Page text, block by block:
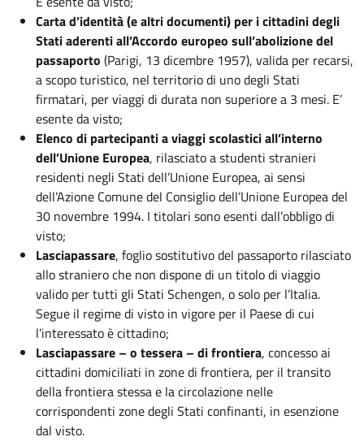
Carta d’identità (e altri documenti) per i cittadini degli
Stati aderenti all’Accordo europeo sull’abolizione del
passaporto (Parigi, 13 dicembre 1957), valida per recarsi,
a scopo turistico, nel territorio di uno degli Stati
firmatari, per viaggi di durata non superiore a 3 mesi. E’
esente da visto;
Elenco di partecipanti a viaggi scolastici all’interno
dell’Unione Europea, rilasciato a studenti stranieri
residenti negli Stati dell’Unione Europea, ai sensi
dell’Azione Comune del Consiglio dell’Unione Europea del
30 novembre 1994. I titolari sono esenti dall’obbligo di
visto;
Lasciapassare, foglio sostitutivo del passaporto rilasciato
allo straniero che non dispone di un titolo di viaggio
valido per tutti gli Stati Schengen, o solo per l’Italia.
Segue il regime di visto in vigore per il Paese di cui
l’interessato è cittadino;
Lasciapassare – o tessera – di frontiera, concesso ai
cittadini domiciliati in zone di frontiera, per il transito
della frontiera stessa e la circolazione nelle
corrispondenti zone degli Stati confinanti, in esenzione
dal visto.